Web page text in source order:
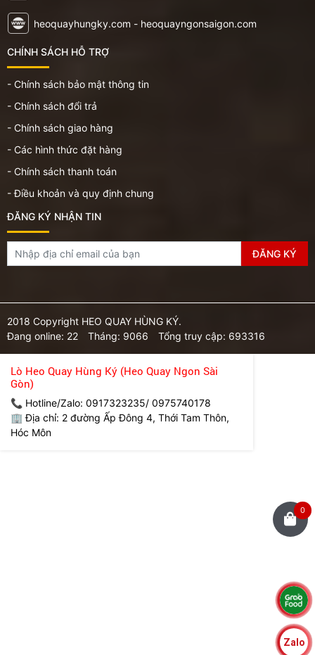
heoquayhungky.com - heoquayngonsaigon.com
CHÍNH SÁCH HỖ TRỢ
- Chính sách bảo mật thông tin
- Chính sách đổi trả
- Chính sách giao hàng
- Các hình thức đặt hàng
- Chính sách thanh toán
- Điều khoản và quy định chung
ĐĂNG KÝ NHẬN TIN
2018 Copyright HEO QUAY HÙNG KÝ.
Đang online: 22
Tháng: 9066 Tổng truy cập: 693316
0
Zalo
Lò Heo Quay Hùng Ký (Heo Quay Ngon Sài
Gòn)
📞 Hotline/Zalo: 0917323235/ 0975740178
🏢 Địa chỉ: 2 đường Ấp Đông 4, Thới Tam Thôn,
Hóc Môn